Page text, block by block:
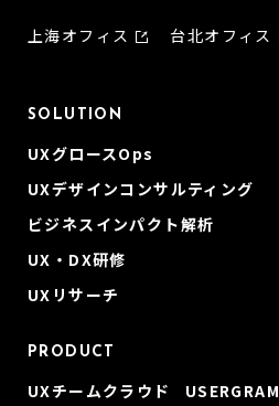
上海オフィス 台北オフィス
SOLUTION
UXグロースOps
UXデザインコンサルティング
ビジネスインパクト解析
UX・DX研修
UXリサーチ
PRODUCT
UXチームクラウド USERGRAM